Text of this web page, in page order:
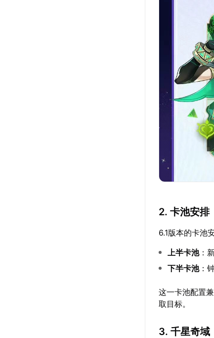
2. 卡池安排
6.1版本的卡池
上半卡池：
下半卡池：
这一卡池配置
取目标。
3. 千星奇域